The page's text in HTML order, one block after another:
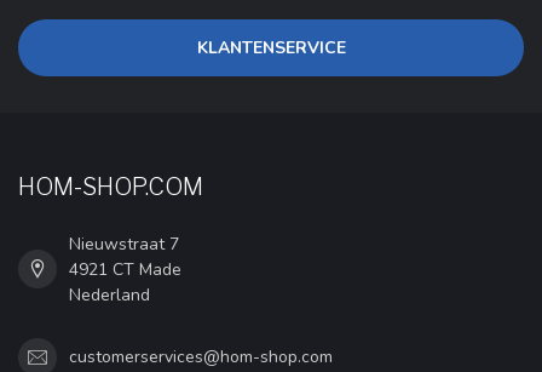
KLANTENSERVICE
HOM-SHOP.COM
Nieuwstraat 7
4921 CT Made
Nederland
customerservices@hom-shop.com